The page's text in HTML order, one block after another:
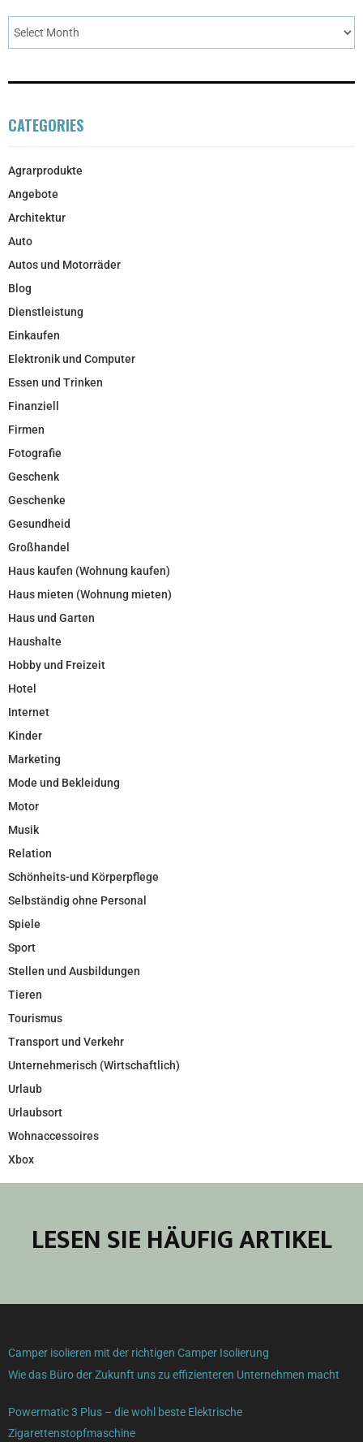
CATEGORIES
Agrarprodukte
Angebote
Architektur
Auto
Autos und Motorräder
Blog
Dienstleistung
Einkaufen
Elektronik und Computer
Essen und Trinken
Finanziell
Firmen
Fotografie
Geschenk
Geschenke
Gesundheid
Großhandel
Haus kaufen (Wohnung kaufen)
Haus mieten (Wohnung mieten)
Haus und Garten
Haushalte
Hobby und Freizeit
Hotel
Internet
Kinder
Marketing
Mode und Bekleidung
Motor
Musik
Relation
Schönheits-und Körperpflege
Selbständig ohne Personal
Spiele
Sport
Stellen und Ausbildungen
Tieren
Tourismus
Transport und Verkehr
Unternehmerisch (Wirtschaftlich)
Urlaub
Urlaubsort
Wohnaccessoires
Xbox
LESEN SIE HÄUFIG ARTIKEL
Camper isolieren mit der richtigen Camper Isolierung
Wie das Büro der Zukunft uns zu effizienteren Unternehmen macht
Powermatic 3 Plus – die wohl beste Elektrische
Zigarettenstopfmaschine